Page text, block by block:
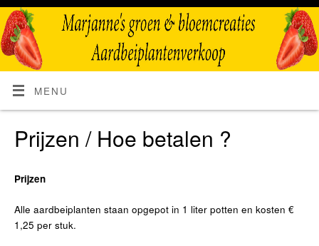
MENU
Prijzen / Hoe betalen ?
Prijzen
Alle aardbeiplanten staan opgepot in 1 liter potten en kosten €
1,25 per stuk.